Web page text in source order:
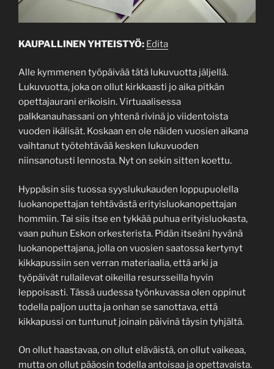
KAUPALLINEN YHTEISTYÖ: Edita
Alle kymmenen työpäivää tätä lukuvuotta jäljellä.
Lukuvuotta, joka on ollut kirkkaasti jo aika pitkän
opettajaurani erikoisin. Virtuaalisessa
palkkanauhassani on yhtenä rivinä jo viidentoista
vuoden ikälisät. Koskaan en ole näiden vuosien aikana
vaihtanut työtehtävää kesken lukuvuoden
niinsanotusti lennosta. Nyt on sekin sitten koettu.
Hyppäsin siis tuossa syyslukukauden loppupuolella
luokanopettajan tehtävästä erityisluokanopettajan
hommiin. Tai siis itse en tykkää puhua erityisluokasta,
vaan puhun Eskon orkesterista. Pidän itseäni hyvänä
luokanopettajana, jolla on vuosien saatossa kertynyt
kikkapussiin sen verran materiaalia, että arki ja
työpäivät rullailevat oikeilla resursseilla hyvin
leppoisasti. Tässä uudessa työnkuvassa olen oppinut
todella paljon uutta ja onhan se sanottava, että
kikkapussi on tuntunut joinain päivinä täysin tyhjältä.
On ollut haastavaa, on ollut eläväistä, on ollut vaikeaa,
mutta on ollut pääosin todella antoisaa ja opettavaista.